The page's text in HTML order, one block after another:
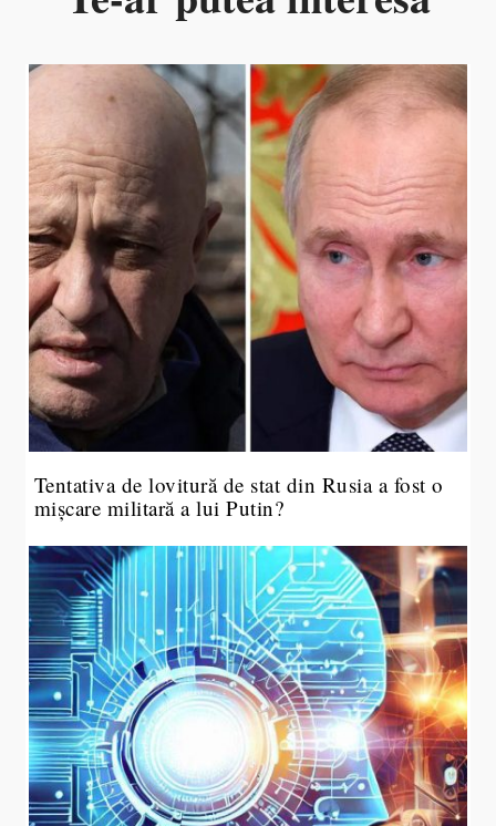
Tentativa de lovitură de stat din Rusia a fost o
mișcare militară a lui Putin?